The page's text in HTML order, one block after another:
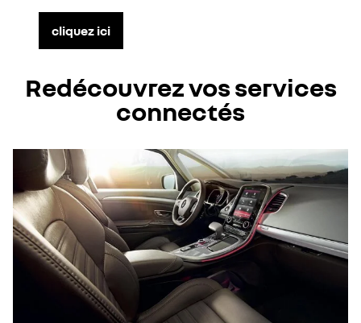
cliquez ici
Redécouvrez vos services
connectés